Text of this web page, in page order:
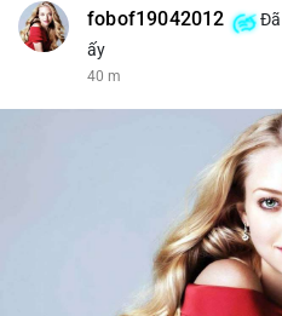
fobof19042012
Đã
ấy
40 m